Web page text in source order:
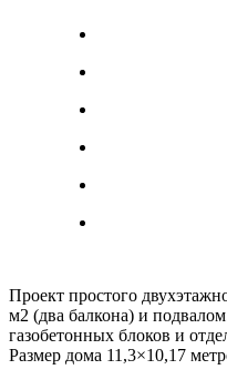
Проект простого
м2 (два балкона) и
газобетонных блоков и
Размер дома 11,3×10,17